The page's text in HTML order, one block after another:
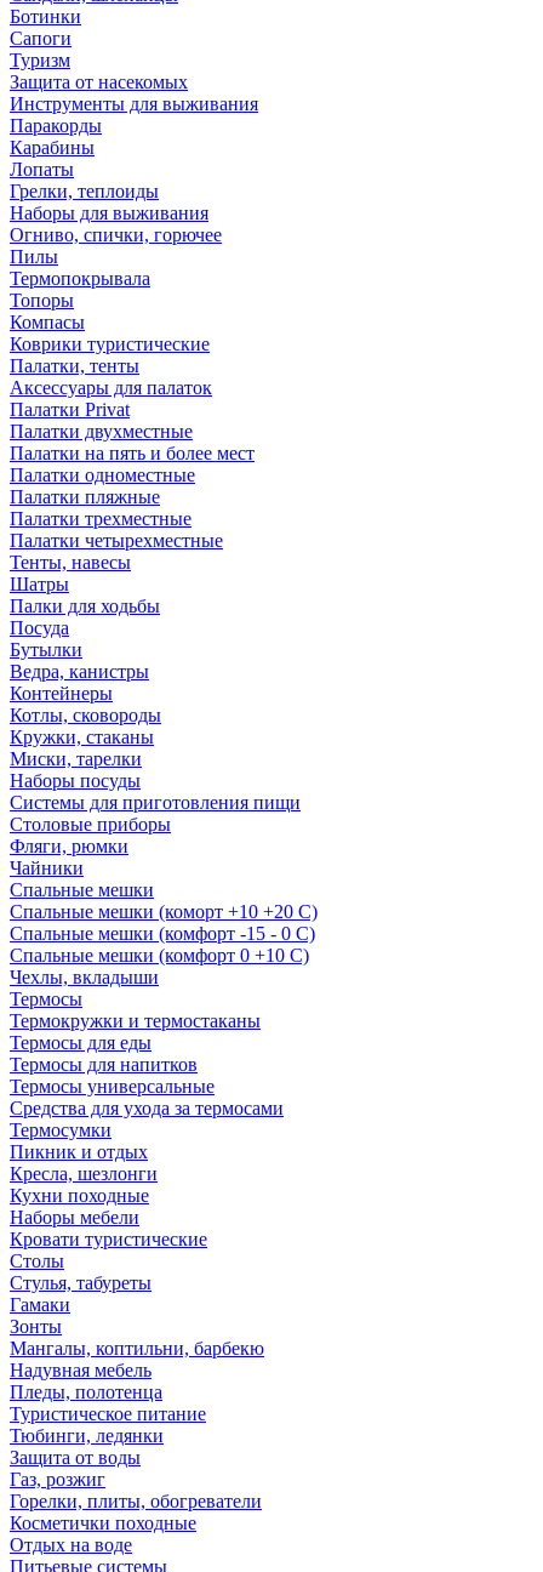
Ботинки
Сапоги
Туризм
Защита от насекомых
Инструменты для выживания
Паракорды
Карабины
Лопаты
Грелки, теплоиды
Наборы для выживания
Огниво, спички, горючее
Пилы
Термопокрывала
Топоры
Компасы
Коврики туристические
Палатки, тенты
Аксессуары для палаток
Палатки Privat
Палатки двухместные
Палатки на пять и более мест
Палатки одноместные
Палатки пляжные
Палатки трехместные
Палатки четырехместные
Тенты, навесы
Шатры
Палки для ходьбы
Посуда
Бутылки
Ведра, канистры
Контейнеры
Котлы, сковороды
Кружки, стаканы
Миски, тарелки
Наборы посуды
Системы для приготовления пищи
Столовые приборы
Фляги, рюмки
Чайники
Спальные мешки
Спальные мешки (коморт +10 +20 С)
Спальные мешки (комфорт -15 - 0 С)
Спальные мешки (комфорт 0 +10 С)
Чехлы, вкладыши
Термосы
Термокружки и термостаканы
Термосы для еды
Термосы для напитков
Термосы универсальные
Средства для ухода за термосами
Термосумки
Пикник и отдых
Кресла, шезлонги
Кухни походные
Наборы мебели
Кровати туристические
Столы
Стулья, табуреты
Гамаки
Зонты
Мангалы, коптильни, барбекю
Надувная мебель
Пледы, полотенца
Туристическое питание
Тюбинги, ледянки
Защита от воды
Газ, розжиг
Горелки, плиты, обогреватели
Косметички походные
Отдых на воде
Питьевые системы